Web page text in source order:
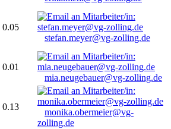
0.05
stefan.meyer@vg-zolling.de
0.01
mia.neugebauer@vg-zolling.de
0.13
monika.obermeier@vg-
zolling.de